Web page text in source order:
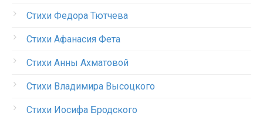
Стихи Федора Тютчева
Стихи Афанасия Фета
Стихи Анны Ахматовой
Стихи Владимира Высоцкого
Стихи Иосифа Бродского